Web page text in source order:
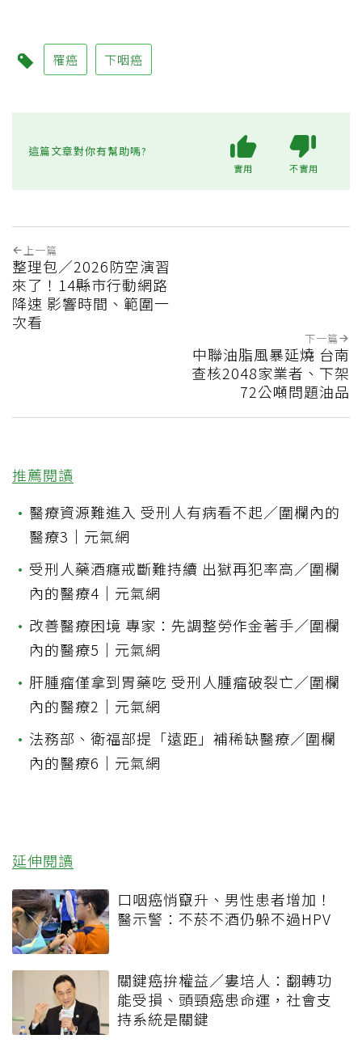
罹癌 下咽癌
這篇文章對你有幫助嗎?
實用 不實用
上一篇
整理包／2026防空演習
來了！14縣市行動網路
降速 影響時間、範圍一
次看
下一篇
中聯油脂風暴延燒 台南
查核2048家業者、下架
72公噸問題油品
推薦閱讀
• 醫療資源難進入 受刑人有病看不起／圍欄內的
醫療3｜元氣網
• 受刑人藥酒癮戒斷難持續 出獄再犯率高／圍欄
內的醫療4｜元氣網
• 改善醫療困境 專家：先調整勞作金著手／圍欄
內的醫療5｜元氣網
• 肝腫瘤僅拿到胃藥吃 受刑人腫瘤破裂亡／圍欄
內的醫療2｜元氣網
• 法務部、衛福部提「遠距」補稀缺醫療／圍欄
內的醫療6｜元氣網
延伸閱讀
口咽癌悄竄升、男性患者增加！
醫示警：不菸不酒仍躲不過HPV
關鍵癌拚權益／婁培人：翻轉功
能受損、頭頸癌患命運，社會支
持系統是關鍵